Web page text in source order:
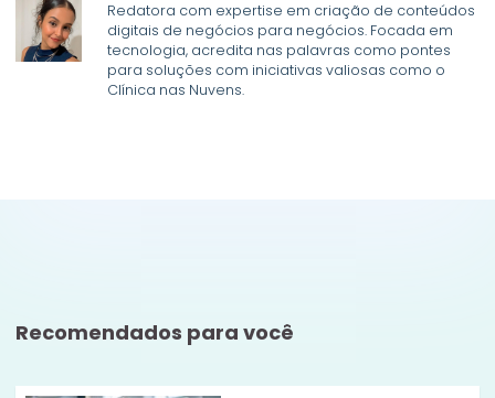
Redatora com expertise em criação de conteúdos
digitais de negócios para negócios. Focada em
tecnologia, acredita nas palavras como pontes
para soluções com iniciativas valiosas como o
Clínica nas Nuvens.
Recomendados para você